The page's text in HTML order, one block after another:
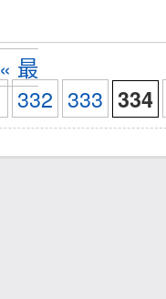
« 最
332 333 334